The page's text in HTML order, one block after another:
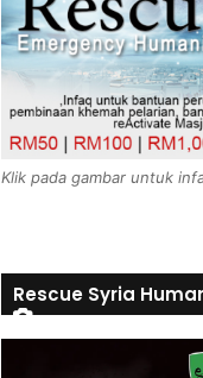
Klik pada gambar untuk
Rescue Syria